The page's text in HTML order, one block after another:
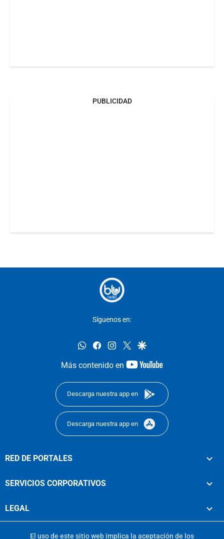
PUBLICIDAD
Síguenos en:
whatsappfacebookinstagram
twittergoogle
Más contenido en
youtube-
Descarga nuestra app en
Descarga nuestra app en
RED DE PORTALES
SERVICIOS CORPORATIVOS
LEGAL
El uso de este sitio web implica la aceptación de los